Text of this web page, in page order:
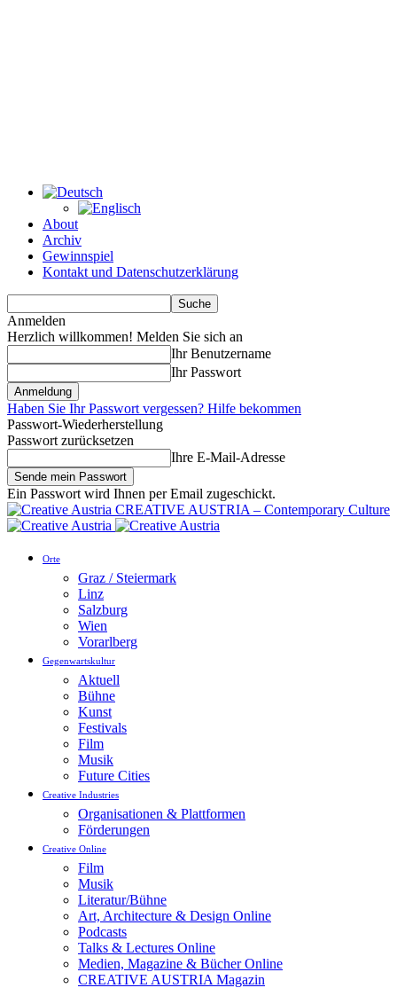
About
Archiv
Gewinnspiel
Kontakt und Datenschutzerklärung
Anmelden
Herzlich willkommen! Melden Sie sich an
Ihr Benutzername
Ihr Passwort
Haben Sie Ihr Passwort vergessen? Hilfe bekommen
Passwort-Wiederherstellung
Passwort zurücksetzen
Ihre E-Mail-Adresse
Ein Passwort wird Ihnen per Email zugeschickt.
CREATIVE AUSTRIA – Contemporary Culture
Orte
Graz / Steiermark
Linz
Salzburg
Wien
Vorarlberg
Gegenwartskultur
Aktuell
Bühne
Kunst
Festivals
Film
Musik
Future Cities
Creative Industries
Organisationen & Plattformen
Förderungen
Creative Online
Film
Musik
Literatur/Bühne
Art, Architecture & Design Online
Podcasts
Talks & Lectures Online
Medien, Magazine & Bücher Online
CREATIVE AUSTRIA Magazin